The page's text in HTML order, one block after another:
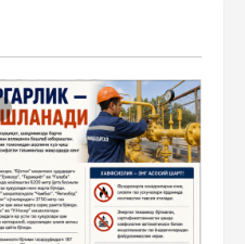
ТАРТИБИДА
июля, 2026 0
ХИЗМАТЛАРИДА